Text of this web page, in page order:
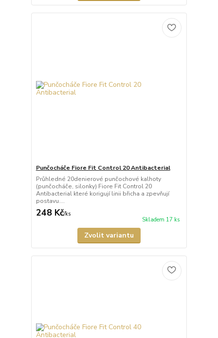
Punčocháče Fiore Fit Control 20 Antibacterial
Průhledné 20denierové punčochové kalhoty
(punčocháče, silonky) Fiore Fit Control 20
Antibacterial které korigují linii břicha a zpevňují
postavu....
248 Kč/ks
Skladem 17 ks
Zvolit variantu